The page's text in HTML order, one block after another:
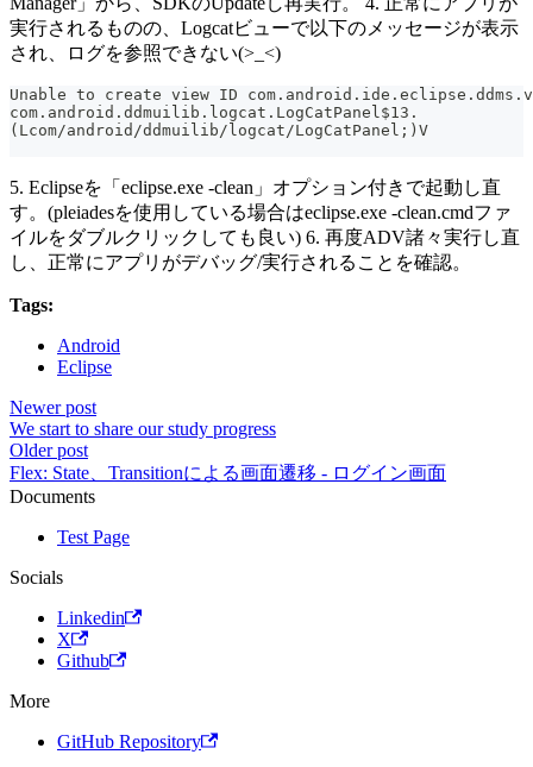
実行されるものの、Logcatビューで以下のメッセージが表示
され、ログを参照できない(>_<)
Unable to create view ID
com.android.ddmuilib.logcat.LogCatPanel$13.
(Lcom/android/ddmuilib/logcat/LogCatPanel;)V
5. Eclipseを「eclipse.exe -clean」オプション付きで起動し直
す。(pleiadesを使用している場合はeclipse.exe -clean.cmdファ
イルをダブルクリックしても良い) 6. 再度ADV諸々実行し直
し、正常にアプリがデバッグ/実行されることを確認。
Tags:
Android
Eclipse
Newer post
We start to share our study progress
Older post
Flex: State、Transitionによる画面遷移 - ログイン画面
Documents
Test Page
Socials
Linkedin
X
Github
More
GitHub Repository